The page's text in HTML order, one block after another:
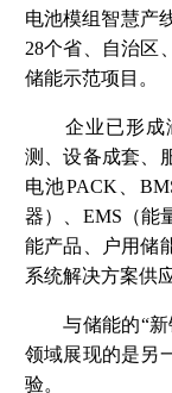
电池模组智慧产
28个省、自治区
储能示范项目。
企业已形成涵
测、设备成套、
电池PACK、
器）、EMS（能
能产品、户用储
系统解决方案供
与储能的“新
领域展现的是另
验。